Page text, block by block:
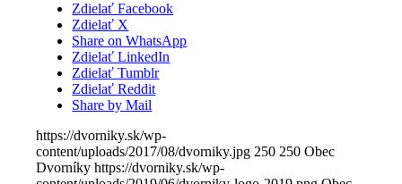
Zdielať Facebook
Zdielať X
Share on WhatsApp
Zdielať LinkedIn
Zdielať Tumblr
Zdielať Reddit
Share by Mail
https://dvorniky.sk/wp-
content/uploads/2017/08/dvorniky.jpg 250 250 Obec
Dvorníky https://dvorniky.sk/wp-